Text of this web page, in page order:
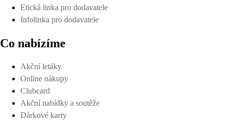
Etická linka pro dodavatele
Infolinka pro dodavatele
Co nabízíme
Akční letáky
Online nákupy
Clubcard
Akční nabídky a soutěže
Dárkové karty